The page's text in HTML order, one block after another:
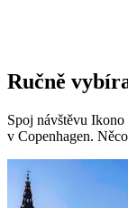
Ručně
Spoj návštěvu
v Copenhagen.